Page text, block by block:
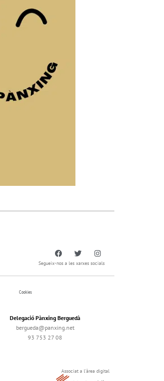
Segueix-nos a les xarxes socials
Cookies
Delegació Pànxing Berguedà
bergueda@panxing.net
93 753 27 08
Associat a l'àrea digital